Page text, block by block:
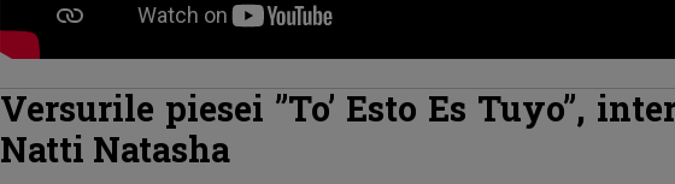
Versurile piesei ”To’ Esto Es Tuyo”,
Natti Natasha